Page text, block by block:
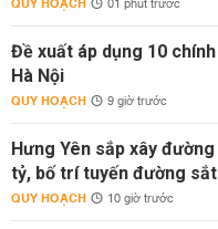
01 phút trước
Đề xuất áp dụng 10
Hà Nội
QUY HOẠCH 9 giờ trước
Hưng Yên sắp xây
tỷ, bố trí tuyến đường
QUY HOẠCH 10 giờ trước